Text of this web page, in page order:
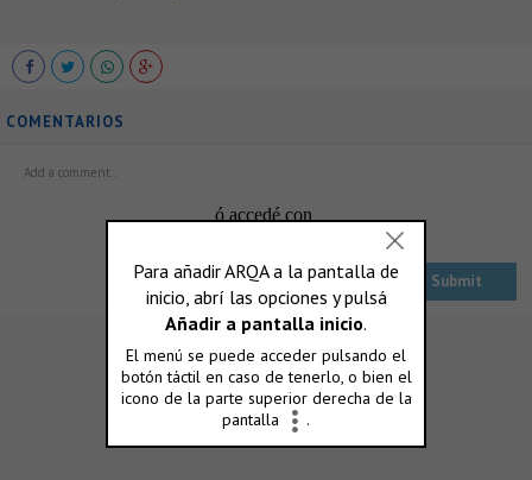
COMENTARIOS
ó accedé con